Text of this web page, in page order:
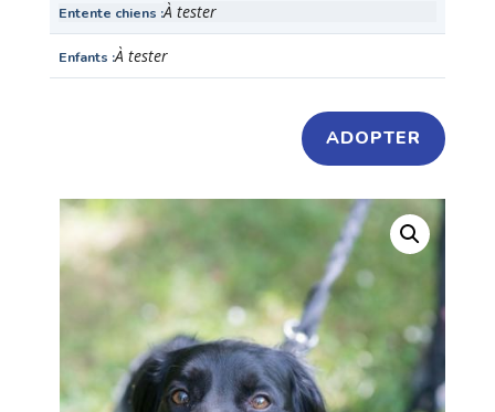
Entente chiens À tester
Enfants À tester
ADOPTER